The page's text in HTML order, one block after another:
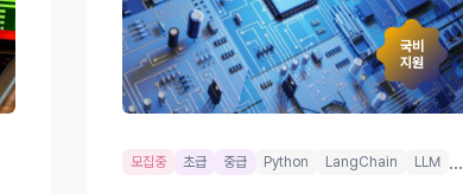
국비
지원
모집중 초급 중급 Python LangChain LLM ...